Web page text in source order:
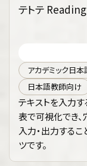
テトテ
アカデミック日本
日本語教師向け
テキストを入力
表で可視化でき
入力・出力する
ツです。